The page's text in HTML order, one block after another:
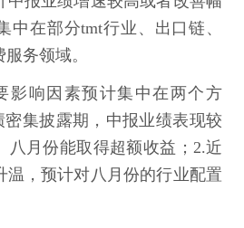
中在部分tmt行业、出口链、
务领域。
影响因素预计集中在两个方
密集披露期，中报业绩表现较
八月份能取得超额收益；2.近
温，预计对八月份的行业配置